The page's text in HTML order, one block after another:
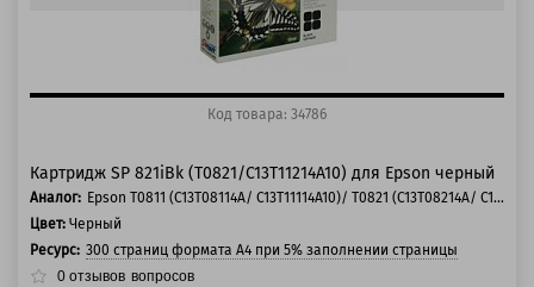
Код товара: 34786
Картридж SP 821iBk (T0821/C13T11214A10) для Epson черный
Аналог:
Epson T0811 (C13T08114A/ C13T11114A10)/ T0821 (C13T08214A/ C13T11214A10)
Цвет: Черный
Ресурс: 300 страниц формата А4 при 5% заполнении страницы
0 отзывов вопросов